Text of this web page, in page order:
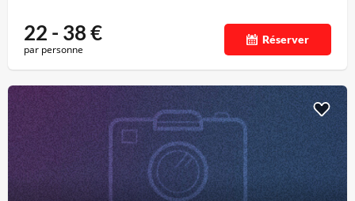
22 - 38€
par personne
Réserver